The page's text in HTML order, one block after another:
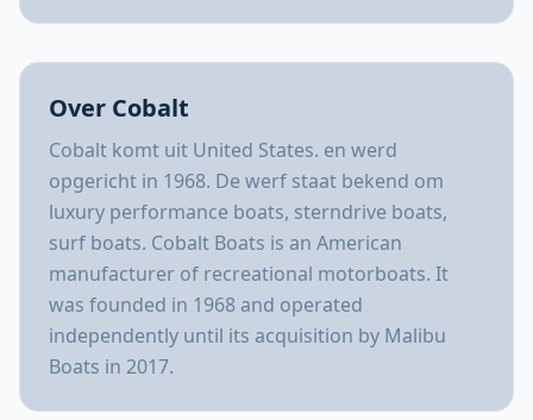
Over Cobalt
Cobalt komt uit United States. en werd
opgericht in 1968. De werf staat bekend om
luxury performance boats, sterndrive boats,
surf boats. Cobalt Boats is an American
manufacturer of recreational motorboats. It
was founded in 1968 and operated
independently until its acquisition by Malibu
Boats in 2017.